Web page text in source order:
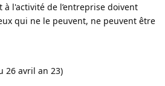
l'activité de l’entreprise doivent
qui ne le peuvent, ne peuvent être
26 avril an 23)